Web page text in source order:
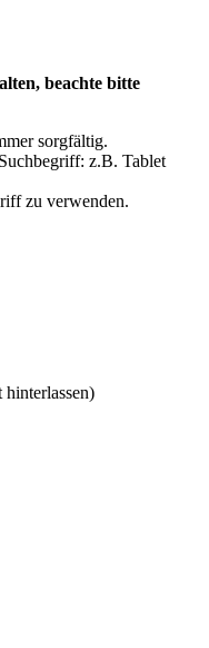
beachte bitte
sorgfältig.
z.B. Tablet
zu verwenden.